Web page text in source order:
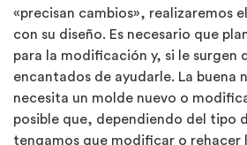
«precisan cambios», realizaremos
con su diseño. Es necesario que
para la modificación y, si le surgen
encantados de ayudarle. La buena
necesita un molde nuevo o
posible que, dependiendo del tipo
tengamos que modificar o rehacer